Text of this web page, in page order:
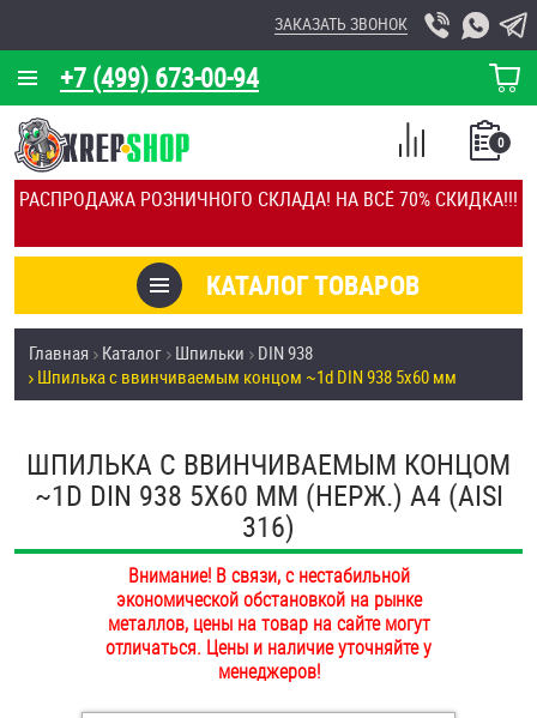
РАСПРОДАЖА РОЗНИЧНОГО СКЛАДА! НА ВСЁ 70% СКИДКА!!!
+7 (499) 673-00-94
ЗАКАЗАТЬ ЗВОНОК
КОРЗИНА
О КОМПАНИИ
КАЛЬКУЛЯТОР
ОТЗЫВЫ
УСЛУГИ
СКИДКИ
ОПТ
ПОКУПАТЕЛЯМ
ОПЛАТА И ДОСТАВКА
НАШИ МАГАЗИНЫ
КАТАЛОГ ТОВАРОВ
0
СПИСОК
СРАВНЕНИЕ
Товары со скидкой
Анкеры
Антивандальный крепёж, инструмент
Главная Каталог Шпильки
DIN 938
Шпилька c ввинчиваемым концом ~1d DIN 938 5х60 мм
ШПИЛЬКА C ВВИНЧИВАЕМЫМ КОНЦОМ
~1D DIN 938 5Х60 ММ (НЕРЖ.) A4 (AISI
316)
Внимание! В связи, с нестабильной
экономической обстановкой на рынке
металлов, цены на товар на сайте могут
отличаться. Цены и наличие уточняйте у
менеджеров!